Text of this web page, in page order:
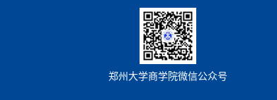
郑州大学商学院微信公众号